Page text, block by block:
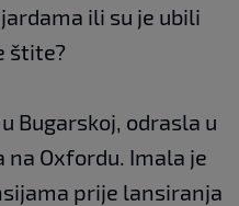
ili su je ubili
štite?
Bugarskoj, odrasla u
Oxfordu. Imala je
prije lansiranja